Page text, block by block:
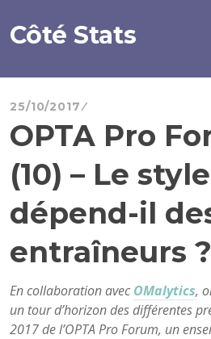
au
contenu
Côté Stats
25/10/2017
OPTA Pro
(10) – Le
dépend-il
entraîneurs ?
En collaboration avecOMalytics,
un tour d’horizon des différentes
2017 de l’OPTA Pro Forum, un